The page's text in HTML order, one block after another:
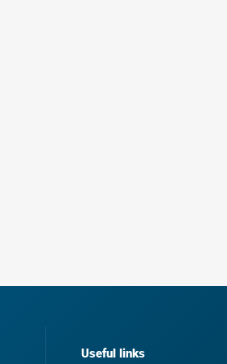
Useful links